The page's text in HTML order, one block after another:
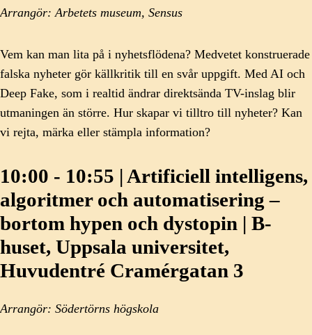
Arrangör: Arbetets museum, Sensus
Vem kan man lita på i nyhetsflödena? Medvetet konstruerade
falska nyheter gör källkritik till en svår uppgift. Med AI och
Deep Fake, som i realtid ändrar direktsända TV-inslag blir
utmaningen än större. Hur skapar vi tilltro till nyheter? Kan
vi rejta, märka eller stämpla information?
10:00 - 10:55 | Artificiell intelligens,
algoritmer och automatisering –
bortom hypen och dystopin | B-
huset, Uppsala universitet,
Huvudentré Cramérgatan 3
Arrangör: Södertörns högskola